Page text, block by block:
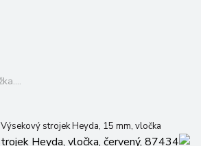
Výsekový strojek Heyda, 15 mm, vločka